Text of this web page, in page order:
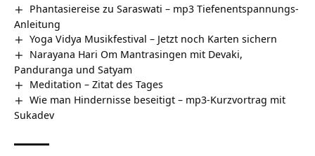
Phantasiereise zu Saraswati – mp3 Tiefenentspannungs-
Anleitung
Yoga Vidya Musikfestival – Jetzt noch Karten sichern
Narayana Hari Om Mantrasingen mit Devaki,
Panduranga und Satyam
Meditation – Zitat des Tages
Wie man Hindernisse beseitigt – mp3-Kurzvortrag mit
Sukadev